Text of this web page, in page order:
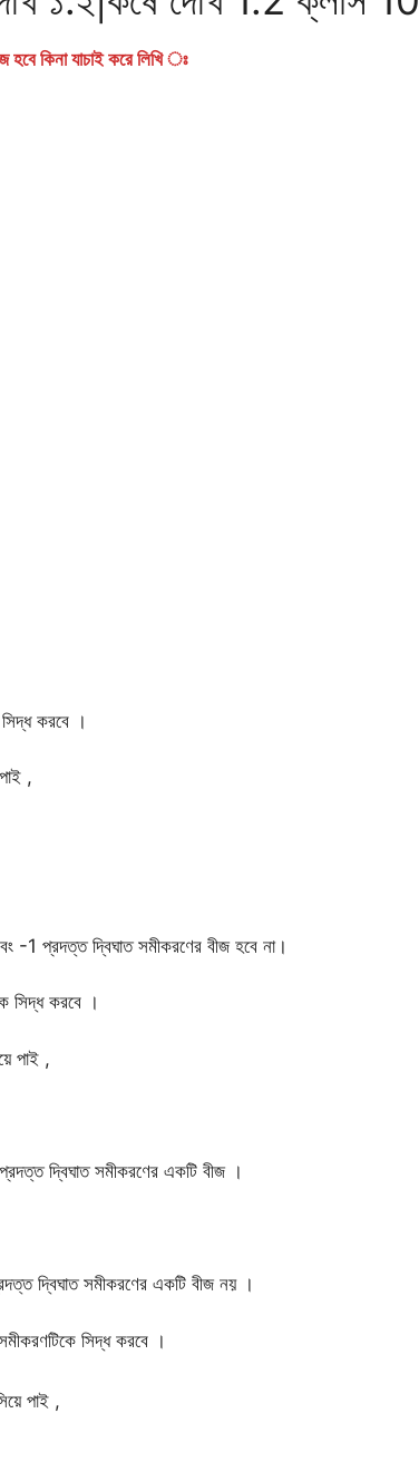
হবে কিনা যাচাই করে লিখি ঃ
করবে ।
,
-1 প্রদত্ত দ্বিঘাত সমীকরণের বীজ হবে না।
সিদ্ধ করবে ।
পাই ,
দ্বিঘাত সমীকরণের একটি বীজ ।
দ্বিঘাত সমীকরণের একটি বীজ নয় ।
সিদ্ধ করবে ।
পাই ,